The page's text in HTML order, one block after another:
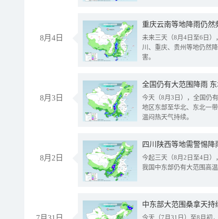
8月4日
重庆云南等地降雨仍然
未来三天（8月4日至6日
川、重庆、贵州等地仍然
害。
8月3日
全国仍有大范围降雨
今天（8月3日），全国仍
地区东部至华北、东北一
温闷热天气持续。
8月2日
今起三天（8月2日至4日
我国中东部仍有大范围高
中东部大范围桑拿天
今天（7月31日）至8月初